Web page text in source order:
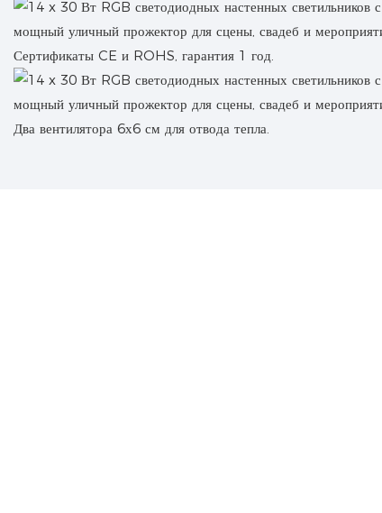
Сертификаты CE и ROHS, гарантия 1 год.
Два вентилятора 6х6 см для отвода тепла.